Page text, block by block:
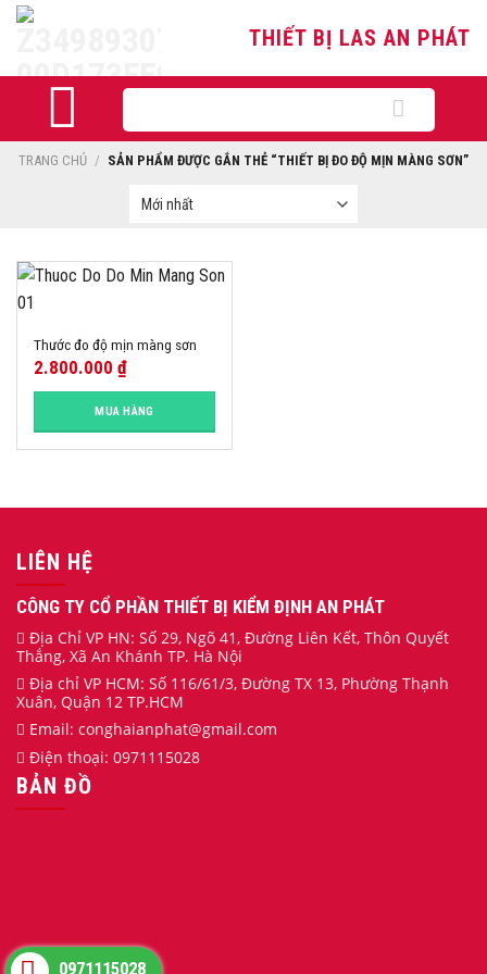
Skip
THIẾT BỊ LAS AN PHÁT
kiếm:
TRANG CHỦ / SẢN PHẨM ĐƯỢC GẮN THẺ “THIẾT BỊ ĐO ĐỘ MỊN MÀNG SƠN”
Thước đo độ mịn màng sơn
2.800.000 ₫
MUA HÀNG
LIÊN HỆ
CÔNG TY CỔ PHẦN THIẾT BỊ KIỂM ĐỊNH AN PHÁT
Địa Chỉ VP HN: Số 29, Ngõ 41, Đường Liên Kết, Thôn Quyết
Thắng, Xã An Khánh TP. Hà Nội
Địa chỉ VP HCM: Số 116/61/3, Đường TX 13, Phường Thạnh
Xuân, Quận 12 TP.HCM
Email: conghaianphat@gmail.com
Điện thoại: 0971115028
BẢN ĐỒ
0971115028